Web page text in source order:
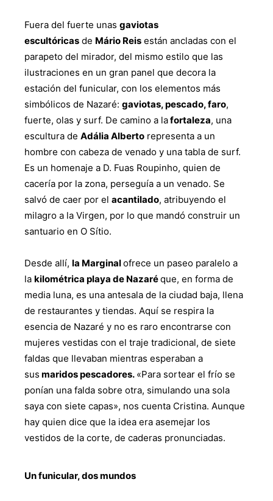
Fuera del fuerte unas gaviotas
escultóricas de Mário Reis están ancladas con el
parapeto del mirador, del mismo estilo que las
ilustraciones en un gran panel que decora la
estación del funicular, con los elementos más
simbólicos de Nazaré: gaviotas, pescado, faro,
fuerte, olas y surf. De camino a lafortaleza, una
escultura de Adália Alberto representa a un
hombre con cabeza de venado y una tabla de surf.
Es un homenaje a D. Fuas Roupinho, quien de
cacería por la zona, perseguía a un venado. Se
salvó de caer por el acantilado, atribuyendo el
milagro a la Virgen, por lo que mandó construir un
santuario en O Sítio.
Desde allí, la Marginalofrece un paseo paralelo a
la kilométrica playa de Nazaréque, en forma de
media luna, es una antesala de la ciudad baja, llena
de restaurantes y tiendas. Aquí se respira la
esencia de Nazaré y no es raro encontrarse con
mujeres vestidas con el traje tradicional, de siete
faldas que llevaban mientras esperaban a
sus maridos pescadores. «Para sortear el frío se
ponían una falda sobre otra, simulando una sola
saya con siete capas», nos cuenta Cristina. Aunque
hay quien dice que la idea era asemejar los
vestidos de la corte, de caderas pronunciadas.
Un funicular, dos mundos